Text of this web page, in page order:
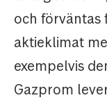
och förväntas
aktieklimat
exempelvis
Gazprom